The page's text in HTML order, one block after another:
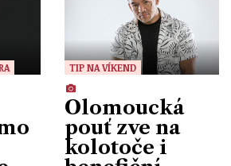
TIP NA VÍKEND
Olomoucká
pouť zve na
kolotoče i